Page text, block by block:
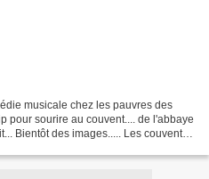
musicale chez les pauvres des
pour sourire au couvent.... de l'abbaye
Bientôt des images..... Les couvents